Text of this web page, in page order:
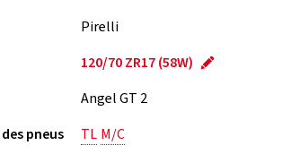
Pirelli
120/70 ZR17 (58W)
Angel GT 2
pneus
TL M/C